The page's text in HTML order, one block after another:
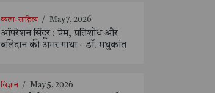
कला-साहित्य / May 7, 2026
ऑपरेशन सिंदूर : प्रेम, प्रतिशोध और
बलिदान की अमर गाथा - डॉ. मधुकांत
विज्ञान / May 5, 2026